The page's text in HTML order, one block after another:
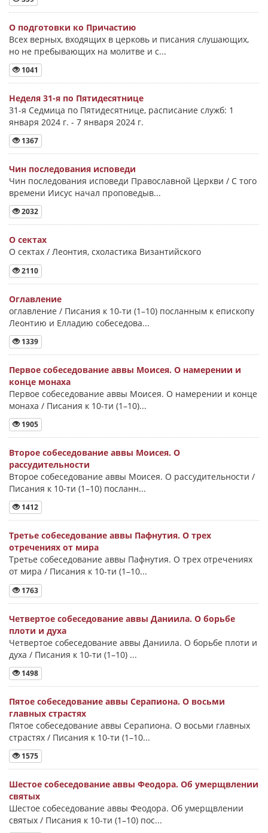
О подготовки ко Причастию
Всех верных, входящих в церковь и писания слушающих,
но не пребывающих на молитве и с...
1041
Неделя 31-я по Пятидесятнице
31-я Седмица по Пятидесятнице, расписание служб: 1
января 2024 г. - 7 января 2024 г.
1367
Чин последования исповеди
Чин последования исповеди Православной Церкви / С того
времени Иисус начал проповедыв...
2032
О сектах
О сектах / Леонтия, схоластика Византийского
2110
Оглавление
оглавление / Писания к 10-ти (1–10) посланным к епископу
Леонтию и Елладию собеседова...
1339
Первое собеседование аввы Моисея. О намерении и
конце монаха
Первое собеседование аввы Моисея. О намерении и конце
монаха / Писания к 10-ти (1–10)...
1905
Второе собеседование аввы Моисея. О
рассудительности
Второе собеседование аввы Моисея. О рассудительности /
Писания к 10-ти (1–10) посланн...
1412
Третье собеседование аввы Пафнутия. О трех
отречениях от мира
Третье собеседование аввы Пафнутия. О трех отречениях
от мира / Писания к 10-ти (1–10...
1763
Четвертое собеседование аввы Даниила. О борьбе
плоти и духа
Четвертое собеседование аввы Даниила. О борьбе плоти и
духа / Писания к 10-ти (1–10) ...
1498
Пятое собеседование аввы Серапиона. О восьми
главных страстях
Пятое собеседование аввы Серапиона. О восьми главных
страстях / Писания к 10-ти (1–10...
1575
Шестое собеседование аввы Феодора. Об умерщвлении
святых
Шестое собеседование аввы Феодора. Об умерщвлении
святых / Писания к 10-ти (1–10) пос...